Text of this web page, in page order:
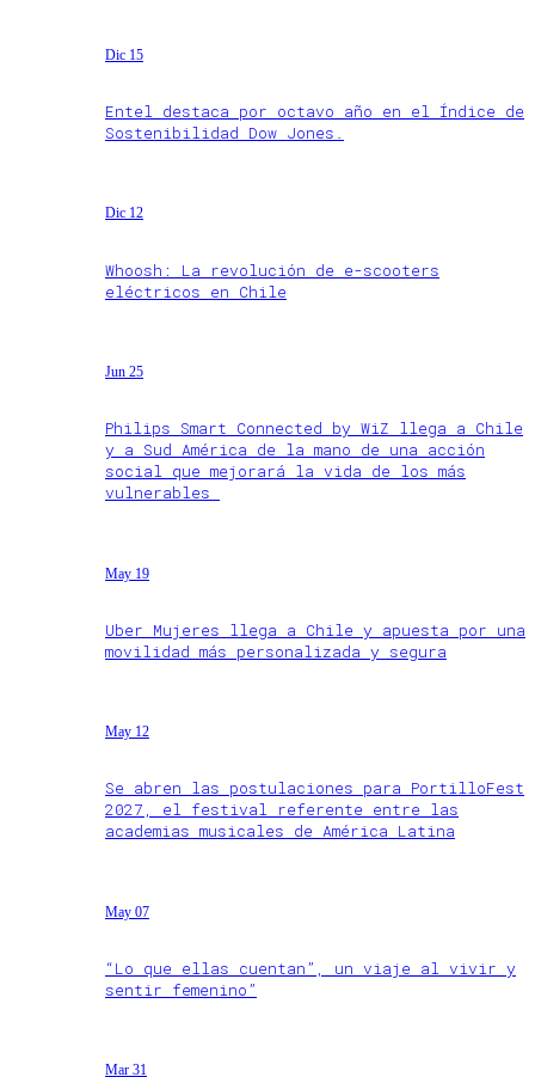
Dic 15
Entel destaca por octavo año en el Índice de
Sostenibilidad Dow Jones.
Dic 12
Whoosh: La revolución de e-scooters
eléctricos en Chile
Jun 25
Philips Smart Connected by WiZ llega a Chile
y a Sud América de la mano de una acción
social que mejorará la vida de los más
vulnerables
May 19
Uber Mujeres llega a Chile y apuesta por una
movilidad más personalizada y segura
May 12
Se abren las postulaciones para PortilloFest
2027, el festival referente entre las
academias musicales de América Latina
May 07
“Lo que ellas cuentan”, un viaje al vivir y
sentir femenino”
Mar 31